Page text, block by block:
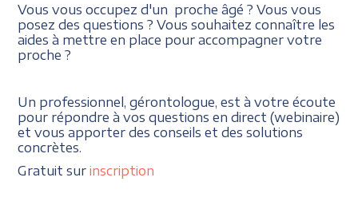
Vous vous occupez d'un proche âgé ? Vous vous
posez des questions ? Vous souhaitez connaître les
aides à mettre en place pour accompagner votre
proche ?
Un professionnel, gérontologue, est à votre écoute
pour répondre à vos questions en direct (webinaire)
et vous apporter des conseils et des solutions
concrètes.
Gratuit surinscription